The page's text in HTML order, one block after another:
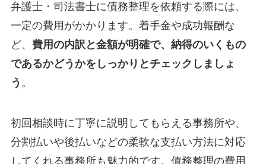
弁護士・司法書士に債務整理を依頼する際には、
一定の費用がかかります。着手金や成功報酬な
ど、 費用の内訳と金額が明確で、納得のいくもの
であるかどうかをしっかりとチェックしましょ
う 。
初回相談時に丁寧に説明してもらえる事務所や、
分割払いや後払いなどの柔軟な支払い方法に対応
してくれる事務所も魅力的です。債務整理の費用